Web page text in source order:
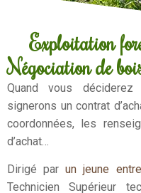
Exploitation
Négociation de
Quand vous
signerons un contrat
coordonnées, les
d’achat…
Dirigé parun jeune
Technicien Supérieur